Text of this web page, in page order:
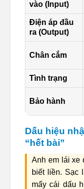
vào (Input)
Điện áp đầu
ra (Output)
Chân cắm
Tình trạng
Bảo hành
Dấu hiệu
“hết bài”
Anh em lái xe
biết liền. Sạc
mấy cái dấu